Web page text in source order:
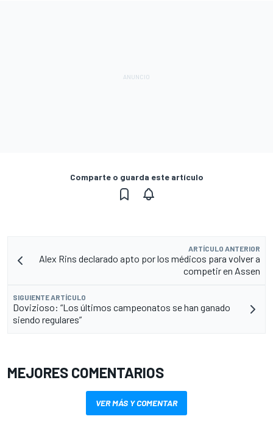
Comparte o guarda este artículo
ARTÍCULO ANTERIOR
Alex Rins declarado apto por los médicos para volver a
competir en Assen
SIGUIENTE ARTÍCULO
Dovizioso: “Los últimos campeonatos se han ganado
siendo regulares”
MEJORES COMENTARIOS
VER MÁS Y COMENTAR